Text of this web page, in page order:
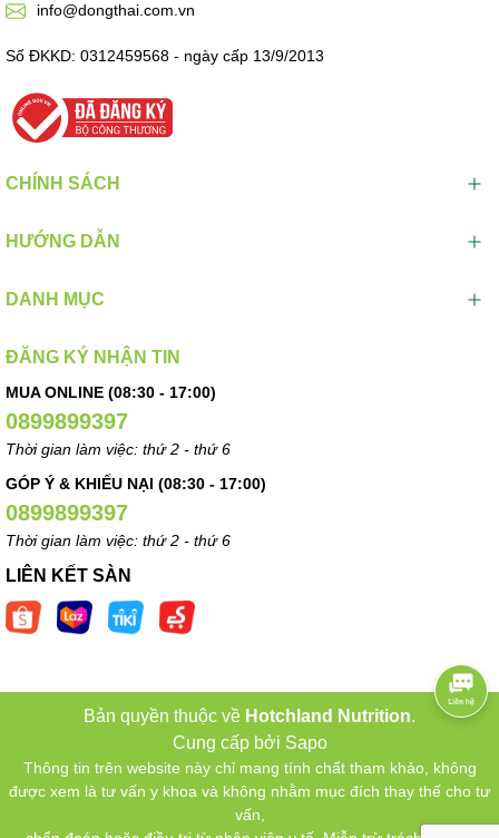
info@dongthai.com.vn
Số ĐKKD: 0312459568 - ngày cấp 13/9/2013
CHÍNH SÁCH
HƯỚNG DẪN
DANH MỤC
ĐĂNG KÝ NHẬN TIN
MUA ONLINE (08:30 - 17:00)
0899899397
Thời gian làm việc: thứ 2 - thứ 6
GÓP Ý & KHIẾU NẠI (08:30 - 17:00)
0899899397
Thời gian làm việc: thứ 2 - thứ 6
LIÊN KẾT SÀN
Bản quyền thuộc về Hotchland Nutrition.
Cung cấp bởi Sapo
Thông tin trên website này chỉ mang tính chất tham khảo, không
được xem là tư vấn y khoa và không nhằm mục đích thay thế cho tư
vấn,